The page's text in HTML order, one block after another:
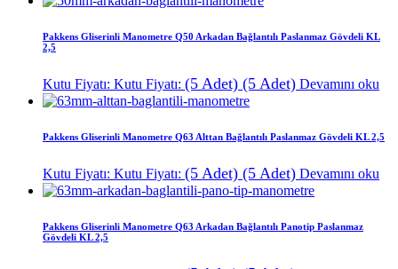
Pakkens Gliserinli Manometre Q50 Arkadan Bağlantılı Paslanmaz Gövdeli KL
2,5
Kutu Fiyatı: Kutu Fiyatı: (5 Adet) (5 Adet) Devamını oku
Pakkens Gliserinli Manometre Q63 Alttan Bağlantılı Paslanmaz Gövdeli KL 2,5
Kutu Fiyatı: Kutu Fiyatı: (5 Adet) (5 Adet) Devamını oku
Pakkens Gliserinli Manometre Q63 Arkadan Bağlantılı Panotip Paslanmaz
Gövdeli KL 2,5